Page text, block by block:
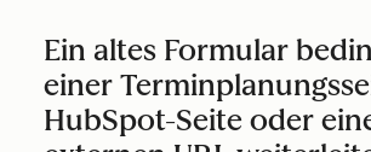
Ein altes Formular
einer
HubSpot-Seite oder